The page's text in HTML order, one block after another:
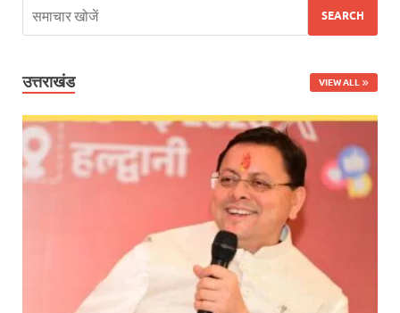
PM Gram Sadak Yojana: प्रधानमंत्री ग्राम सड़क
UP Kaushal Disha: कौशल दिशा पोर्टल से ग्रामीण युवाओं
Nitin Nabin: राष्ट्रीय अध्यक्ष बनने के बाद नितिन नवीन
World Economic Forum: भारत की आर्थिक मजबूती के
Uttarakhand Government News: मुख्यमंत्री पुष्कर
Noida Engineer Case: एसआईटी गठन पर मृतक के पिता
BJP National President Nitin Nabin: निर्विरोध चुने
New Jalpaiguri Railway Station: न्यू जलपाईगुड़ी
SEARCH
उत्तराखंड VIEW ALL